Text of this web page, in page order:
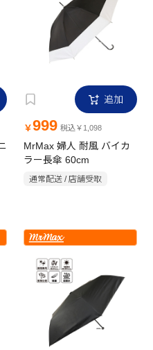
追加
￥999 税込￥1,098
MrMax 婦人 耐風 バイカ
ラー長傘 60cm
通常配送 / 店舗受取